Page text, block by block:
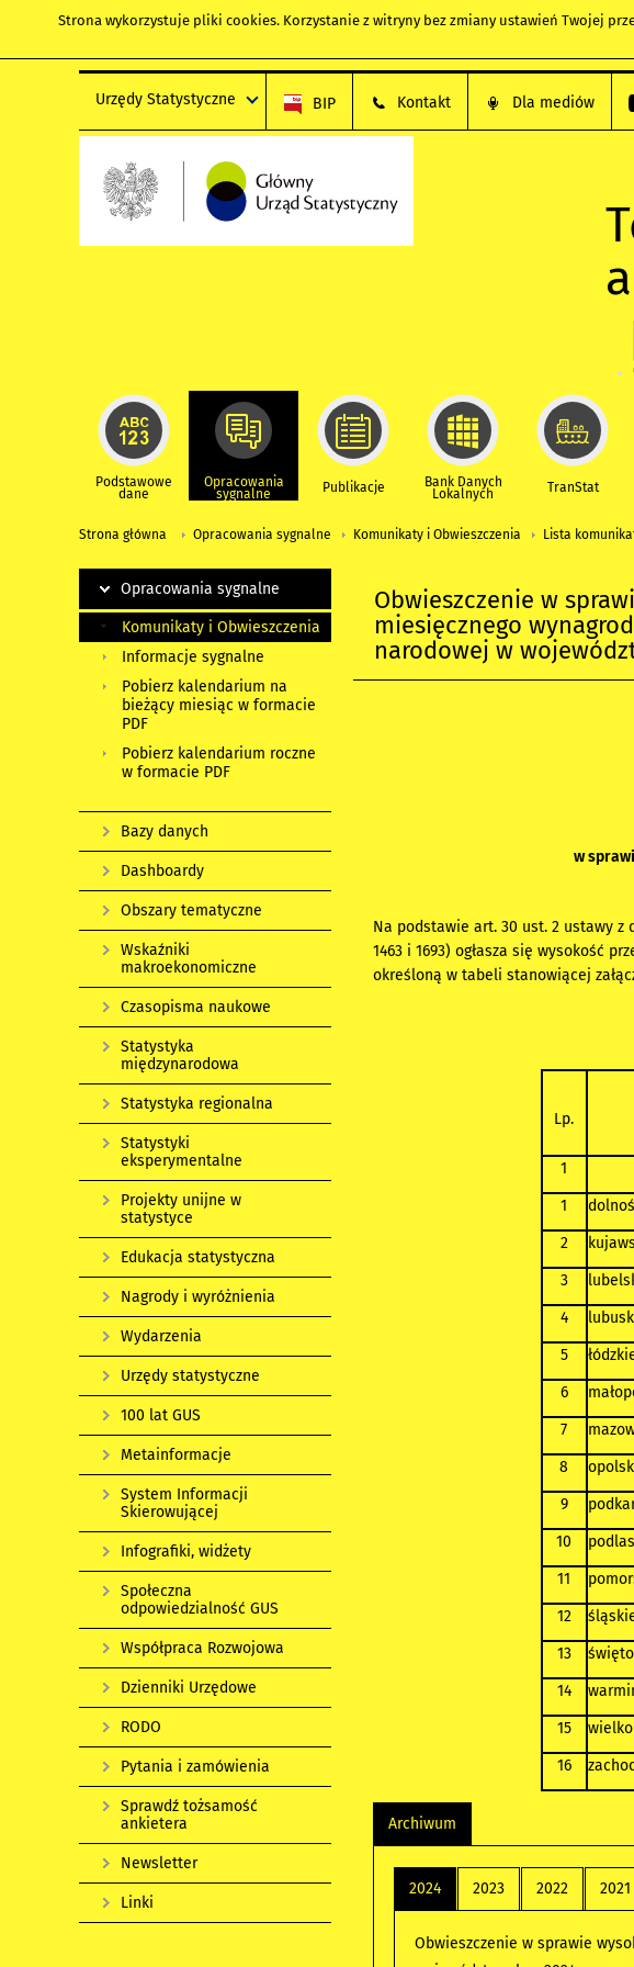
Strona wykorzystuje pliki cookies. Korzystanie z witryny bez zmiany ustawień Twojej
Urzędy Statystyczne BIP Kontakt Dla mediów
Podstawowe
dane
Opracowania
sygnalne Publikacje Bank Danych
Lokalnych TranStat
Strona główna Opracowania sygnalne Komunikaty i Obwieszczenia Lista
Obwieszczenie w
miesięcznego
narodowej w
w
Na podstawie art. 30 ust. 2 ustawy z
1463 i 1693) ogłasza się wysokość
określoną w tabeli stanowiącej
Lp.
1
1
2
3
4
5
6
7
8
9
10
11
12
13
14
15
16
Archiwum
2024 2023 2022 2021
Obwieszczenie w sprawie
Opracowania sygnalne
Komunikaty i Obwieszczenia
Informacje sygnalne
Pobierz kalendarium na
bieżący miesiąc w formacie
PDF
Pobierz kalendarium roczne
w formacie PDF
Bazy danych
Dashboardy
Obszary tematyczne
Wskaźniki
makroekonomiczne
Czasopisma naukowe
Statystyka
międzynarodowa
Statystyka regionalna
Statystyki
eksperymentalne
Projekty unijne w
statystyce
Edukacja statystyczna
Nagrody i wyróżnienia
Wydarzenia
Urzędy statystyczne
100 lat GUS
Metainformacje
System Informacji
Skierowującej
Infografiki, widżety
Społeczna
odpowiedzialność GUS
Współpraca Rozwojowa
Dzienniki Urzędowe
RODO
Pytania i zamówienia
Sprawdź tożsamość
ankietera
Newsletter
Linki